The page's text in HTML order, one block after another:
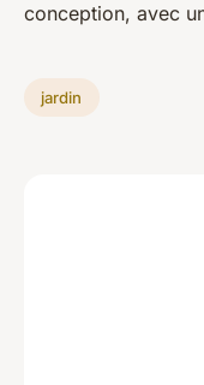
conception, avec
jardin